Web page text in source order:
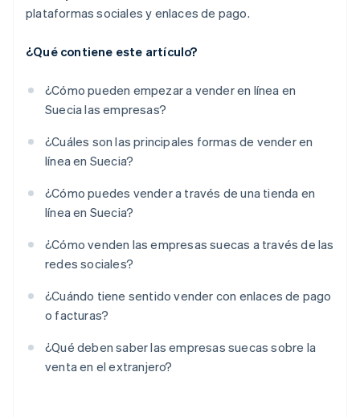
plataformas sociales y enlaces de pago.
¿Qué contiene este artículo?
¿Cómo pueden empezar a vender en línea en
Suecia las empresas?
¿Cuáles son las principales formas de vender en
línea en Suecia?
¿Cómo puedes vender a través de una tienda en
línea en Suecia?
¿Cómo venden las empresas suecas a través de las
redes sociales?
¿Cuándo tiene sentido vender con enlaces de pago
o facturas?
¿Qué deben saber las empresas suecas sobre la
venta en el extranjero?